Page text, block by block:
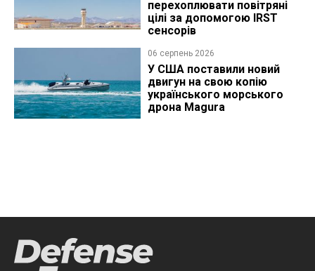
перехоплювати повітряні
цілі за допомогою IRST
сенсорів
06 серпень 2026
У США поставили новий
двигун на свою копію
українського морського
дрона Magura